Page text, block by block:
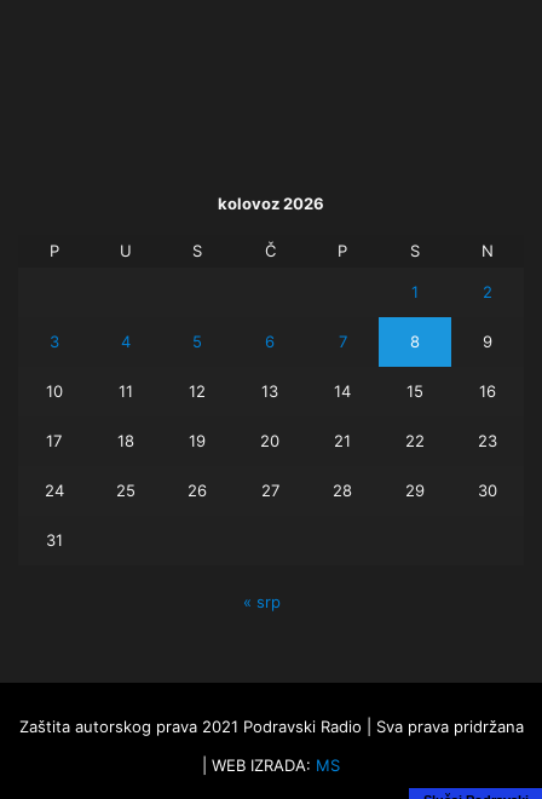
kolovoz 2026
P U S Č P S N
1 2
3 4 5 6 7 8 9
10 11 12 13 14 15 16
17 18 19 20 21 22 23
24 25 26 27 28 29 30
31
« srp
Zaštita autorskog prava 2021 Podravski Radio | Sva prava pridržana
| WEB IZRADA: MS